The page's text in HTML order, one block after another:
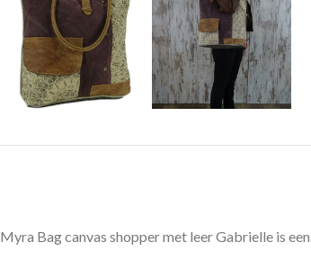
Myra Bag canvas shopper met leer Gabrielle is